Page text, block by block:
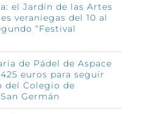
el Jardín de las Artes
veraniegas del 10 al
“Festival
de Pádel de Aspace
euros para seguir
del Colegio de
Germán